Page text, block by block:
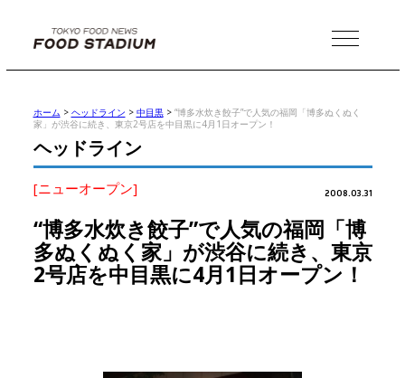
MENU
ホーム > ヘッドライン > 中目黒> “博多水炊き餃子”で人気の福岡「博多ぬくぬく
家」が渋谷に続き、東京2号店を中目黒に4月1日オープン！
ヘッドライン
[ニューオープン] 2008.03.31
“博多水炊き餃子”で人気の福岡「博
多ぬくぬく家」が渋谷に続き、東京
2号店を中目黒に4月1日オープン！